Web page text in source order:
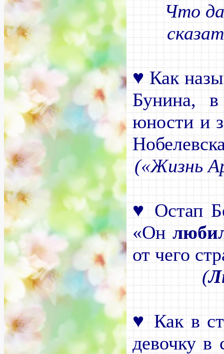
Что
♥ Как
Бунина,
юности и
(«Жизнь
♥ Остап
«Он
от чего
(
♥ Как в
девочку в